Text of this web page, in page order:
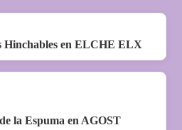
Hinchables en ELCHE ELX
la Espuma en AGOST